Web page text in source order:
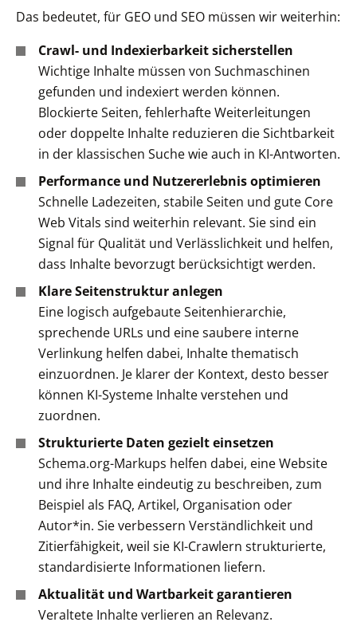
Das bedeutet, für GEO und SEO müssen wir weiterhin:
Crawl- und Indexierbarkeit sicherstellen
Wichtige Inhalte müssen von Suchmaschinen
gefunden und indexiert werden können.
Blockierte Seiten, fehlerhafte Weiterleitungen
oder doppelte Inhalte reduzieren die Sichtbarkeit
in der klassischen Suche wie auch in KI-Antworten.
Performance und Nutzererlebnis optimieren
Schnelle Ladezeiten, stabile Seiten und gute Core
Web Vitals sind weiterhin relevant. Sie sind ein
Signal für Qualität und Verlässlichkeit und helfen,
dass Inhalte bevorzugt berücksichtigt werden.
Klare Seitenstruktur anlegen
Eine logisch aufgebaute Seitenhierarchie,
sprechende URLs und eine saubere interne
Verlinkung helfen dabei, Inhalte thematisch
einzuordnen. Je klarer der Kontext, desto besser
können KI-Systeme Inhalte verstehen und
zuordnen.
Strukturierte Daten gezielt einsetzen
Schema.org-Markups helfen dabei, eine Website
und ihre Inhalte eindeutig zu beschreiben, zum
Beispiel als FAQ, Artikel, Organisation oder
Autor*in. Sie verbessern Verständlichkeit und
Zitierfähigkeit, weil sie KI-Crawlern strukturierte,
standardisierte Informationen liefern.
Aktualität und Wartbarkeit garantieren
Veraltete Inhalte verlieren an Relevanz.